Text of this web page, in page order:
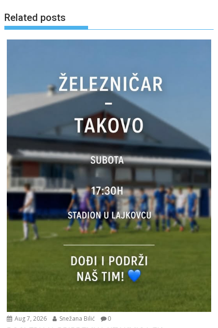
Related posts
Aug 7, 2026 Snežana Bilić 0